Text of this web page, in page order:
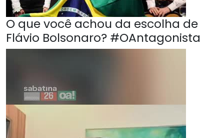
O que você achou da escolha de
Flávio Bolsonaro? #OAntagonista